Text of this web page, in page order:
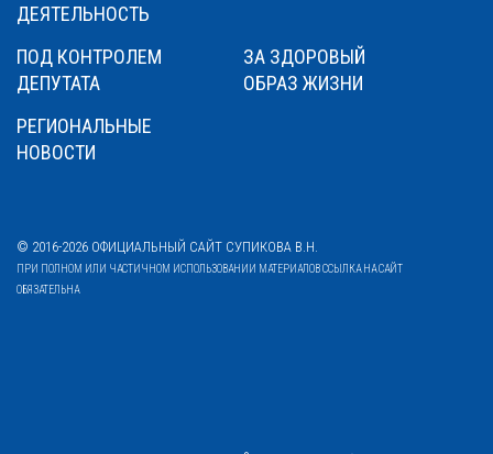
ДЕЯТЕЛЬНОСТЬ
ПОД КОНТРОЛЕМ
ДЕПУТАТА
ЗА ЗДОРОВЫЙ
ОБРАЗ ЖИЗНИ
РЕГИОНАЛЬНЫЕ
НОВОСТИ
© 2016-2026 ОФИЦИАЛЬНЫЙ САЙТ СУПИКОВА В.Н.
ПРИ ПОЛНОМ ИЛИ ЧАСТИЧНОМ ИСПОЛЬЗОВАНИИ МАТЕРИАЛОВ ССЫЛКА НА САЙТ
ОБЯЗАТЕЛЬНА